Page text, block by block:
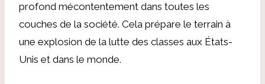
profond mécontentement dans toutes les
couches de la société. Cela prépare le terrain à
une explosion de la lutte des classes aux États-
Unis et dans le monde.